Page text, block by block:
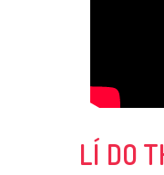
LÍ DO